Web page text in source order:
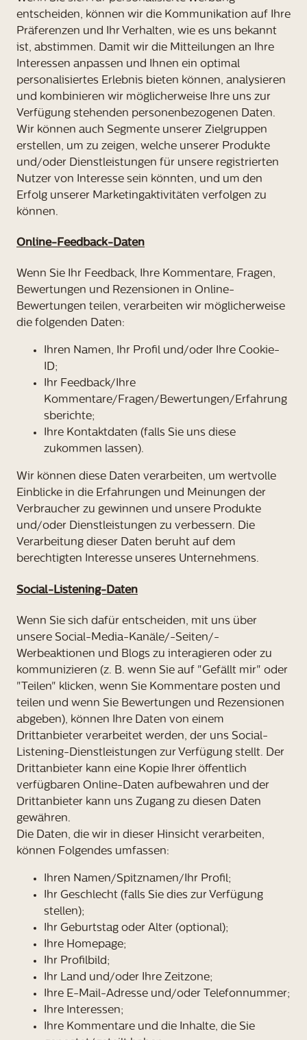
entscheiden, können wir die Kommunikation auf Ihre
Präferenzen und Ihr Verhalten, wie es uns bekannt
ist, abstimmen. Damit wir die Mitteilungen an Ihre
Interessen anpassen und Ihnen ein optimal
personalisiertes Erlebnis bieten können, analysieren
und kombinieren wir möglicherweise Ihre uns zur
Verfügung stehenden personenbezogenen Daten.
Wir können auch Segmente unserer Zielgruppen
erstellen, um zu zeigen, welche unserer Produkte
und/oder Dienstleistungen für unsere registrierten
Nutzer von Interesse sein könnten, und um den
Erfolg unserer Marketingaktivitäten verfolgen zu
können.
Online-Feedback-Daten
Wenn Sie Ihr Feedback, Ihre Kommentare, Fragen,
Bewertungen und Rezensionen in Online-
Bewertungen teilen, verarbeiten wir möglicherweise
die folgenden Daten:
Ihren Namen, Ihr Profil und/oder Ihre Cookie-
ID;
Ihr Feedback/Ihre
Kommentare/Fragen/Bewertungen/Erfahrung
sberichte;
Ihre Kontaktdaten (falls Sie uns diese
zukommen lassen).
Wir können diese Daten verarbeiten, um wertvolle
Einblicke in die Erfahrungen und Meinungen der
Verbraucher zu gewinnen und unsere Produkte
und/oder Dienstleistungen zu verbessern. Die
Verarbeitung dieser Daten beruht auf dem
berechtigten Interesse unseres Unternehmens.
Social-Listening-Daten
Wenn Sie sich dafür entscheiden, mit uns über
unsere Social-Media-Kanäle/-Seiten/-
Werbeaktionen und Blogs zu interagieren oder zu
kommunizieren (z. B. wenn Sie auf "Gefällt mir" oder
"Teilen" klicken, wenn Sie Kommentare posten und
teilen und wenn Sie Bewertungen und Rezensionen
abgeben), können Ihre Daten von einem
Drittanbieter verarbeitet werden, der uns Social-
Listening-Dienstleistungen zur Verfügung stellt. Der
Drittanbieter kann eine Kopie Ihrer öffentlich
verfügbaren Online-Daten aufbewahren und der
Drittanbieter kann uns Zugang zu diesen Daten
gewähren.
Die Daten, die wir in dieser Hinsicht verarbeiten,
können Folgendes umfassen:
Ihren Namen/Spitznamen/Ihr Profil;
Ihr Geschlecht (falls Sie dies zur Verfügung
stellen);
Ihr Geburtstag oder Alter (optional);
Ihre Homepage;
Ihr Profilbild;
Ihr Land und/oder Ihre Zeitzone;
Ihre E-Mail-Adresse und/oder Telefonnummer;
Ihre Interessen;
Ihre Kommentare und die Inhalte, die Sie